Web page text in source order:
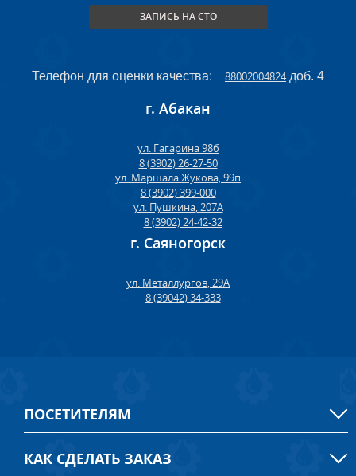
ЗАПИСЬ НА СТО
Телефон для оценки качества: 88002004824доб. 4
г. Абакан
ул. Гагарина 98б
8 (3902) 26-27-50
ул. Маршала Жукова, 99п
8 (3902) 399-000
ул. Пушкина, 207А
8 (3902) 24-42-32
г. Саяногорск
ул. Металлургов, 29А
8 (39042) 34-333
ПОСЕТИТЕЛЯМ
КАК СДЕЛАТЬ ЗАКАЗ